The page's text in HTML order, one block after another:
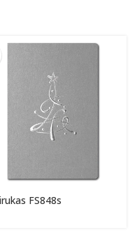
FS848s